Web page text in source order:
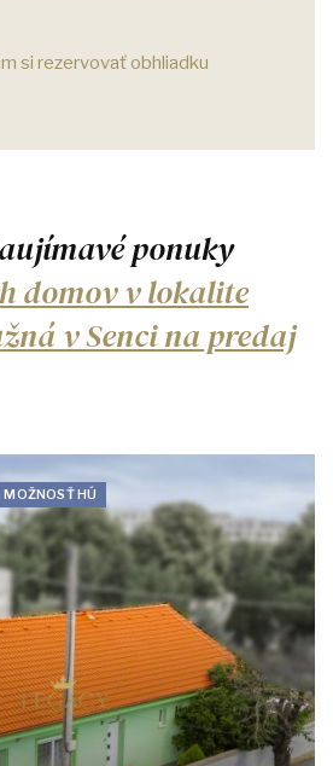
si rezervovať obhliadku
ponuky
domov v lokalite
v Senci na predaj
MOŽNOSŤ HÚ